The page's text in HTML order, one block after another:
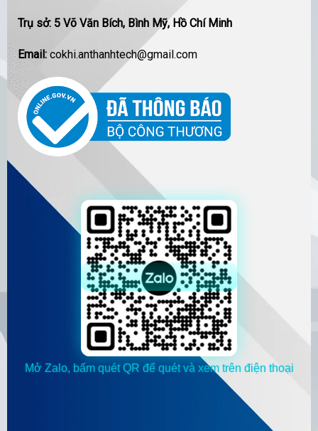
Trụ sở: 5 Võ Văn Bích, Bình Mỹ, Hồ Chí Minh
Email: cokhi.anthanhtech@gmail.com
Mở Zalo, bấm quét QR để quét và xem trên điện thoại